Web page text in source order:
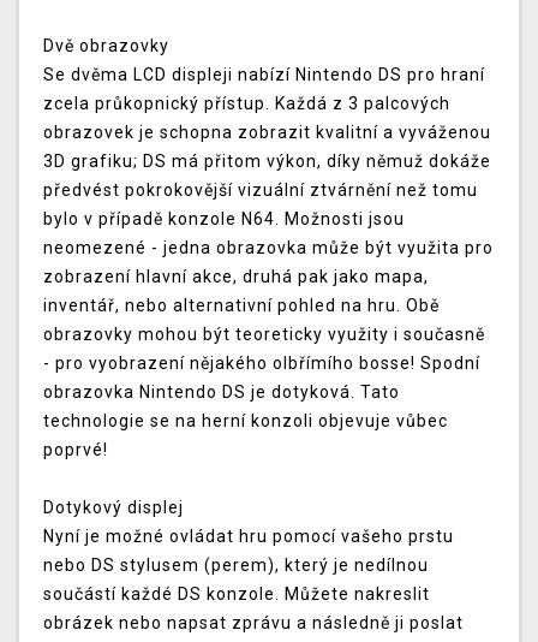
Dvě obrazovky
Se dvěma LCD displeji nabízí Nintendo DS pro hraní
zcela průkopnický přístup. Každá z 3 palcových
obrazovek je schopna zobrazit kvalitní a vyváženou
3D grafiku; DS má přitom výkon, díky němuž dokáže
předvést pokrokovější vizuální ztvárnění než tomu
bylo v případě konzole N64. Možnosti jsou
neomezené - jedna obrazovka může být využita pro
zobrazení hlavní akce, druhá pak jako mapa,
inventář, nebo alternativní pohled na hru. Obě
obrazovky mohou být teoreticky využity i současně
- pro vyobrazení nějakého olbřímího bosse! Spodní
obrazovka Nintendo DS je dotyková. Tato
technologie se na herní konzoli objevuje vůbec
poprvé!
Dotykový displej
Nyní je možné ovládat hru pomocí vašeho prstu
nebo DS stylusem (perem), který je nedílnou
součástí každé DS konzole. Můžete nakreslit
obrázek nebo napsat zprávu a následně ji poslat